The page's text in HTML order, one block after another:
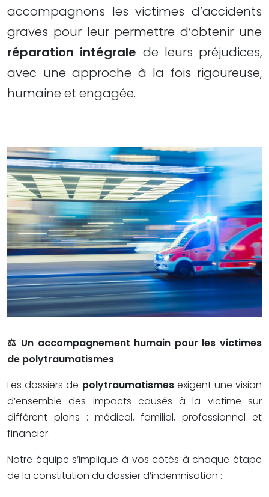
accompagnons les victimes d’accidents
graves pour leur permettre d’obtenir une
réparation intégrale de leurs préjudices,
avec une approche à la fois rigoureuse,
humaine et engagée.
⚖️ Un accompagnement humain pour les victimes
de polytraumatismes
Les dossiers de polytraumatismesexigent une vision
d’ensemble des impacts causés à la victime sur
différent plans : médical, familial, professionnel et
financier.
Notre équipe s’implique à vos côtés à chaque étape
de la constitution du dossier d’indemnisation :